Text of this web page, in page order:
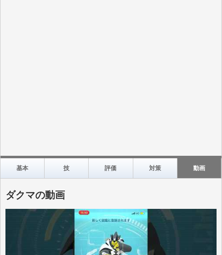
基本 技 評価 対策 動画
ダクマの動画